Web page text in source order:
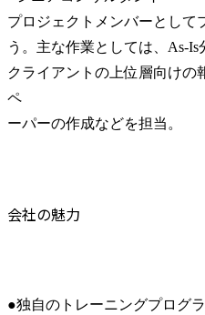
プロジェクトメンバーとして
う。主な作業としては、As-Is
クライアントの上位層向けの
ペ
ーパーの作成などを担当。
会社の魅力
●独自のトレーニングプログ